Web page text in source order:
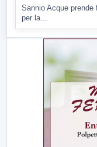
Sannio Acque
per la...